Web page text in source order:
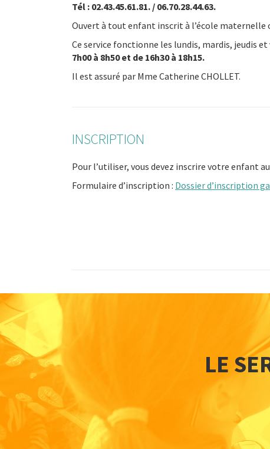
Tél : 02.43.45.61.81. / 06.70.28.44.63.
Ouvert à tout enfant inscrit à l’école maternelle
Ce service fonctionne les lundis, mardis, jeudis et
7h00 à 8h50 et de 16h30 à 18h15.
Il est assuré par Mme Catherine CHOLLET.
INSCRIPTION
Pour l’utiliser, vous devez inscrire votre enfant
Formulaire d’inscription : Dossier d’inscription
LE